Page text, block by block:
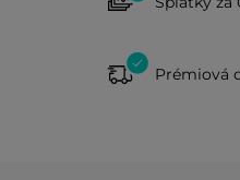
Prémiová